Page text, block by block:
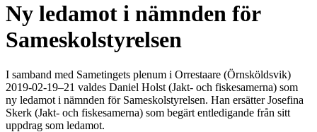
Ny ledamot i nämnden för
Sameskolstyrelsen
I samband med Sametingets plenum i Orrestaare (Örnsköldsvik)
2019-02-19–21 valdes Daniel Holst (Jakt- och fiskesamerna) som
ny ledamot i nämnden för Sameskolstyrelsen. Han ersätter Josefina
Skerk (Jakt- och fiskesamerna) som begärt entledigande från sitt
uppdrag som ledamot.